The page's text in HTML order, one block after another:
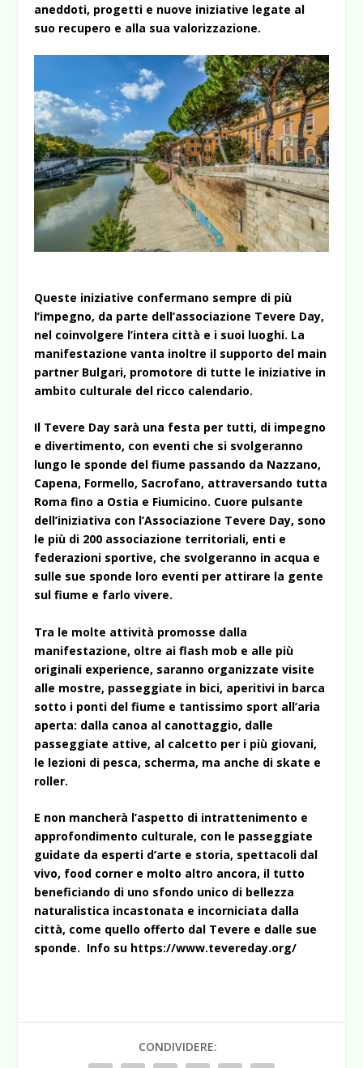
aneddoti, progetti e nuove iniziative legate al
suo recupero e alla sua valorizzazione.
Queste iniziative confermano sempre di più
l’impegno, da parte dell’associazione Tevere Day,
nel coinvolgere l’intera città e i suoi luoghi. La
manifestazione vanta inoltre il supporto del main
partner Bulgari, promotore di tutte le iniziative in
ambito culturale del ricco calendario.
Il Tevere Day sarà una festa per tutti, di impegno
e divertimento, con eventi che si svolgeranno
lungo le sponde del fiume passando da Nazzano,
Capena, Formello, Sacrofano, attraversando tutta
Roma fino a Ostia e Fiumicino. Cuore pulsante
dell’iniziativa con l’Associazione Tevere Day, sono
le più di 200 associazione territoriali, enti e
federazioni sportive, che svolgeranno in acqua e
sulle sue sponde loro eventi per attirare la gente
sul fiume e farlo vivere.
Tra le molte attività promosse dalla
manifestazione, oltre ai flash mob e alle più
originali experience, saranno organizzate visite
alle mostre, passeggiate in bici, aperitivi in barca
sotto i ponti del fiume e tantissimo sport all’aria
aperta: dalla canoa al canottaggio, dalle
passeggiate attive, al calcetto per i più giovani,
le lezioni di pesca, scherma, ma anche di skate e
roller.
E non mancherà l’aspetto di intrattenimento e
approfondimento culturale, con le passeggiate
guidate da esperti d’arte e storia, spettacoli dal
vivo, food corner e molto altro ancora, il tutto
beneficiando di uno sfondo unico di bellezza
naturalistica incastonata e incorniciata dalla
città, come quello offerto dal Tevere e dalle sue
sponde. Info su https://www.tevereday.org/
CONDIVIDERE: